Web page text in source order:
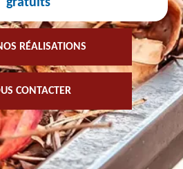
gratuits
RÉALISATIONS
CONTACTER